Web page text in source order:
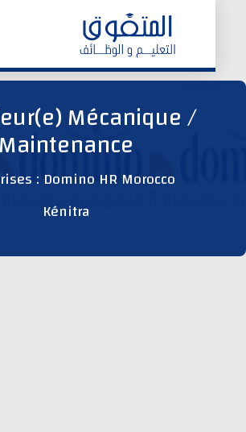
الرئيسية
Mécanique /
Maintenance
: Domino HR Morocco
Kénitra